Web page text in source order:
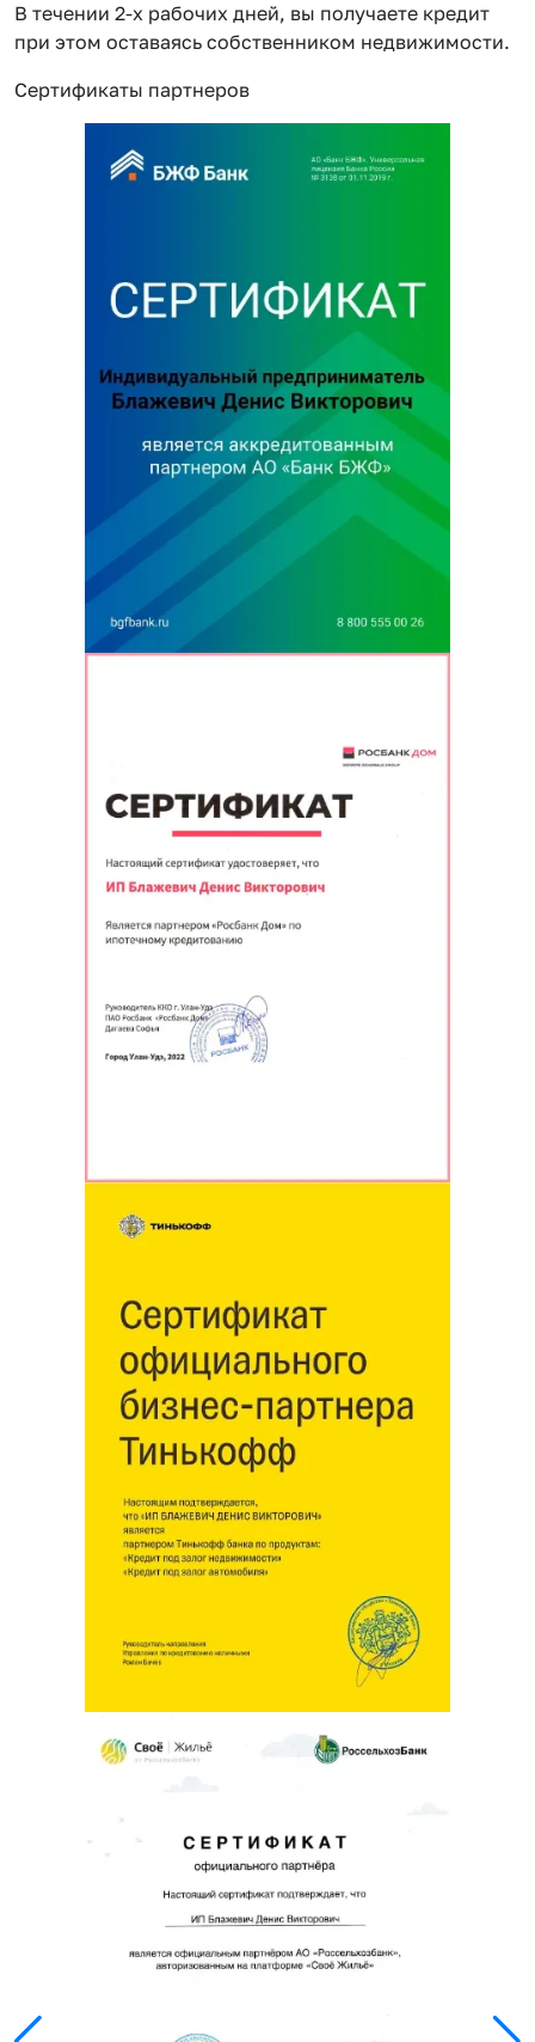
В течении 2-х рабочих дней, вы получаете кредит
при этом оставаясь собственником недвижимости.
Сертификаты партнеров